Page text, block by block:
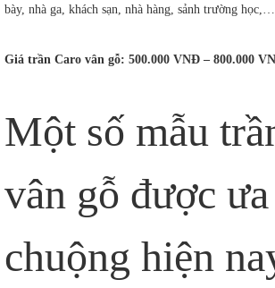
bày, nhà ga, khách sạn, nhà hàng, sảnh trường học,…
Giá trần Caro vân gỗ: 500.000 VNĐ – 800.000
Một số mẫu
vân gỗ được ưa
chuộng hiện